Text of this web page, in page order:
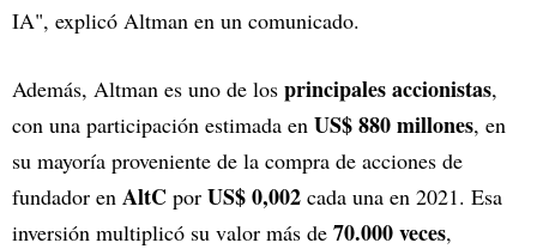
IA", explicó Altman en un comunicado.
Además, Altman es uno de los principales accionistas,
con una participación estimada en US$ 880 millones, en
su mayoría proveniente de la compra de acciones de
fundador en AltC por US$ 0,002 cada una en 2021. Esa
inversión multiplicó su valor más de 70.000 veces,